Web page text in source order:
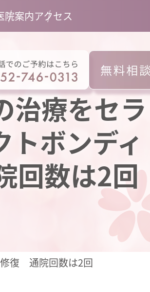
院案内アクセス
療をセラ
ボンディ
回数は2回
復 通院回数は2回